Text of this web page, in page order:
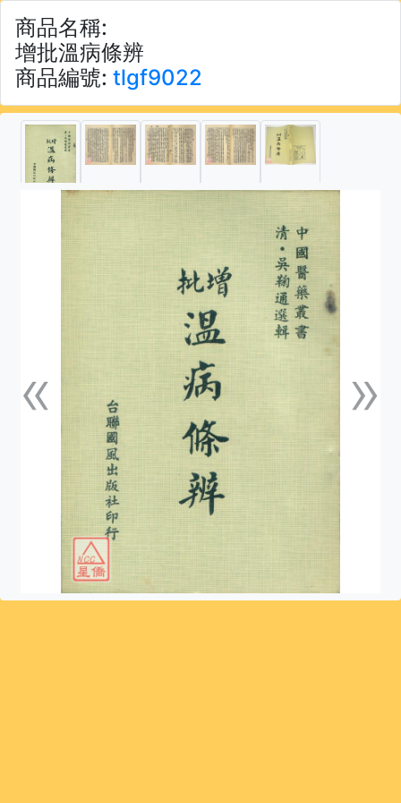
商品名稱:
增批溫病條辨
商品編號: tlgf9022
«上一張 »下一